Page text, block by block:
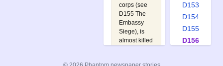
corps (see
D155 The
Embassy
Siege), is
almost killed
D153
D154
D155
D156